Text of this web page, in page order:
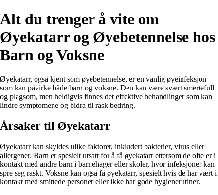
Alt du trenger å vite om
Øyekatarr og Øyebetennelse hos
Barn og Voksne
Øyekatarr, også kjent som øyebetennelse, er en vanlig øyeinfeksjon
som kan påvirke både barn og voksne. Den kan være svært smertefull
og plagsom, men heldigvis finnes det effektive behandlinger som kan
lindre symptomene og bidra til rask bedring.
Årsaker til Øyekatarr
Øyekatarr kan skyldes ulike faktorer, inkludert bakterier, virus eller
allergener. Barn er spesielt utsatt for å få øyekatarr ettersom de ofte er i
kontakt med andre barn i barnehager eller skoler, hvor infeksjoner kan
spre seg raskt. Voksne kan også få øyekatarr, spesielt hvis de har vært i
kontakt med smittede personer eller ikke har gode hygienerutiner.